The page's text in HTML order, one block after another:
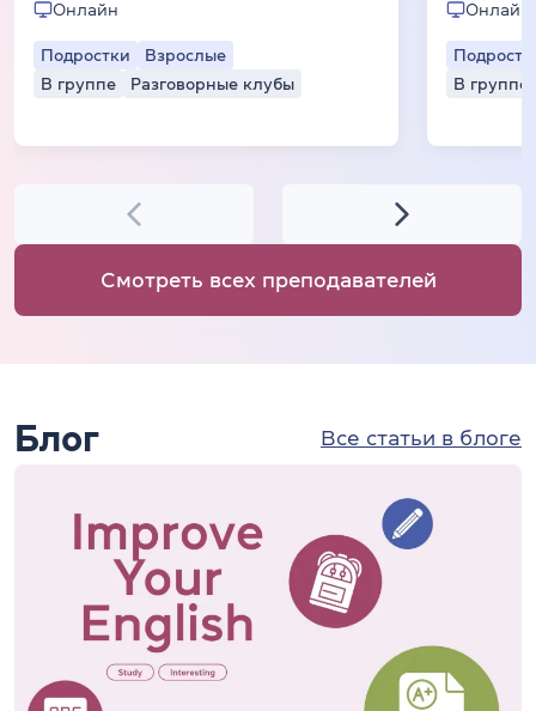
Онлайн
Подростки
Взрослые
В группе
Разговорные клубы
Онлайн
В группе
Смотреть всех преподавателей
Блог Все статьи в блоге